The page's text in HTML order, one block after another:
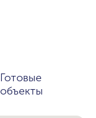
Готовые
объекты